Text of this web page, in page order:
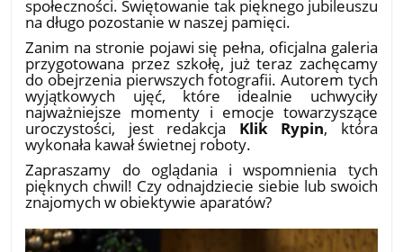
społeczności. Świętowanie tak pięknego jubileuszu
na długo pozostanie w naszej pamięci.
Zanim na stronie pojawi się pełna, oficjalna galeria
przygotowana przez szkołę, już teraz zachęcamy
do obejrzenia pierwszych fotografii. Autorem tych
wyjątkowych ujęć, które idealnie uchwyciły
najważniejsze momenty i emocje towarzyszące
uroczystości, jest redakcja Klik Rypin, która
wykonała kawał świetnej roboty.
Zapraszamy do oglądania i wspomnienia tych
pięknych chwil! Czy odnajdziecie siebie lub swoich
znajomych w obiektywie aparatów?